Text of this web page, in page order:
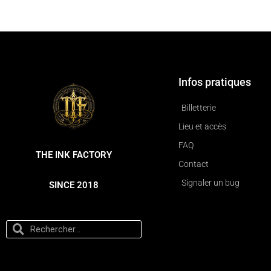
THE INK FACTORY
SINCE 2018
Infos pratiques
Billetterie
Lieu et accès
FAQ
Contact
Signaler un bug